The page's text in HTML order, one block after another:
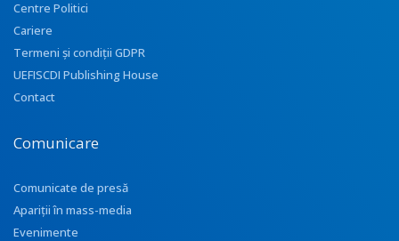
Centre Politici
Cariere
Termeni și condiții GDPR
UEFISCDI Publishing House
Contact
Comunicare
Comunicate de presă
Apariţii în mass-media
Evenimente